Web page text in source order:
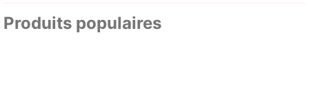
Produits populaires